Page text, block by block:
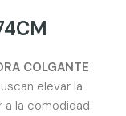
COLGANTE
elevar la
la comodidad.